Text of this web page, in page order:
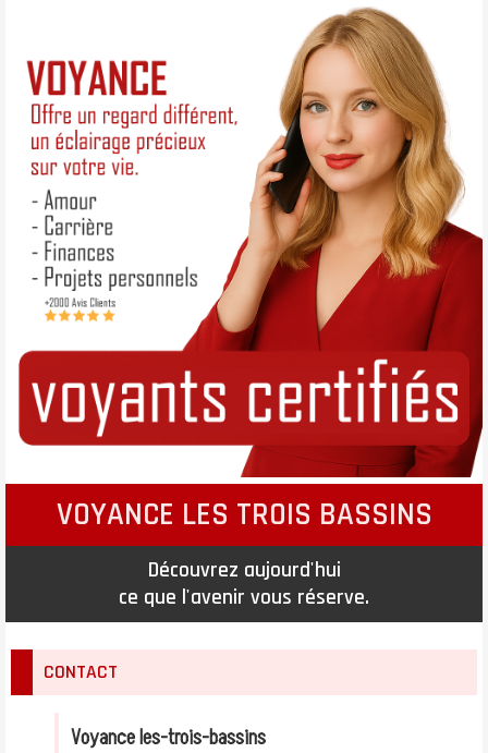
VOYANCE LES TROIS BASSINS
Découvrez aujourd'hui
ce que l'avenir vous réserve.
CONTACT
Voyance les-trois-bassins